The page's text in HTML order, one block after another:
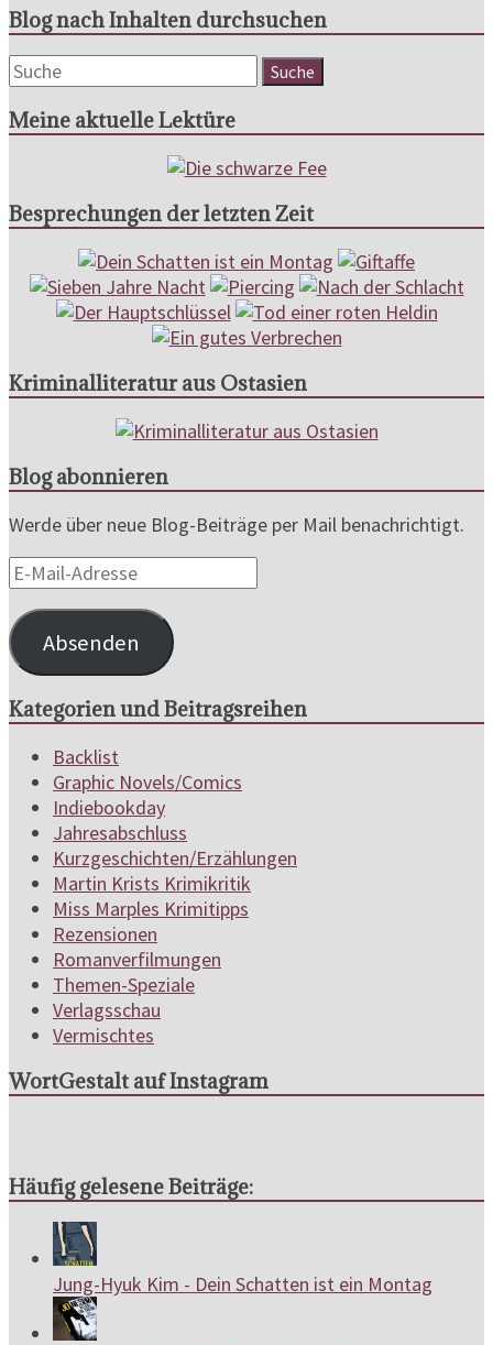
Blog nach Inhalten durchsuchen
Meine aktuelle Lektüre
Besprechungen der letzten Zeit
Kriminalliteratur aus Ostasien
Blog abonnieren
Werde über neue Blog-Beiträge per Mail benachrichtigt.
E-
Mail-
Adresse
Absenden
Kategorien und Beitragsreihen
Backlist
Graphic Novels/Comics
Indiebookday
Jahresabschluss
Kurzgeschichten/Erzählungen
Martin Krists Krimikritik
Miss Marples Krimitipps
Rezensionen
Romanverfilmungen
Themen-Speziale
Verlagsschau
Vermischtes
WortGestalt auf Instagram
Häufig gelesene Beiträge:
Jung-Hyuk Kim - Dein Schatten ist ein Montag